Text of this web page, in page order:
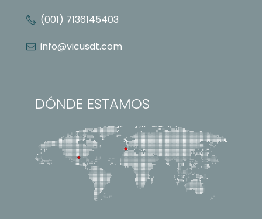
(001) 7136145403
info@vicusdt.com
DÓNDE ESTAMOS